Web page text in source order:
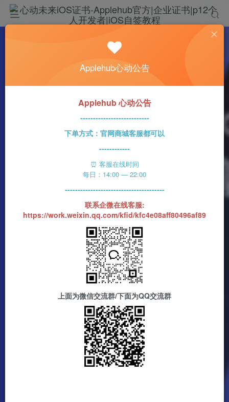
科技资讯
三星推出98英寸的Q80Z旗舰电视 定价为
39999元
2023-06-12 n1ght_Ra1n
Applehub心动公告
Applehub 心动公告
---------------------------
下单方式：官网商城客服都可以
------------
⏰ 客服在线时间
每日：14:00 — 22:00
---------------------------------------
联系企微在线客服:
https://work.weixin.qq.com/kfid/kfc4e08aff80496af89
上面为微信交流群/下面为QQ交流群